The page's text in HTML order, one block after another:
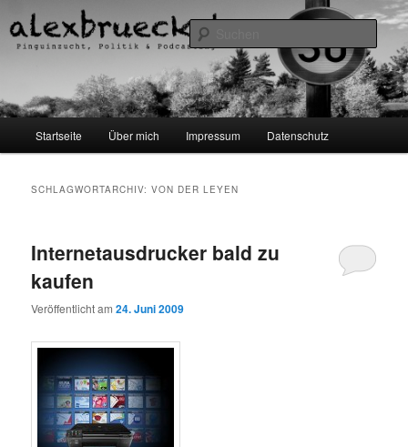
primären
Inhalt
sekundären
Inhalt
alexbrueckel.de
Pinguinzucht, Politik & Podcasting
Startseite Über mich Impressum Datenschutz
SCHLAGWORTARCHIV:VON DER LEYEN
Internetausdrucker bald zu
kaufen
Veröffentlicht am24. Juni 2009